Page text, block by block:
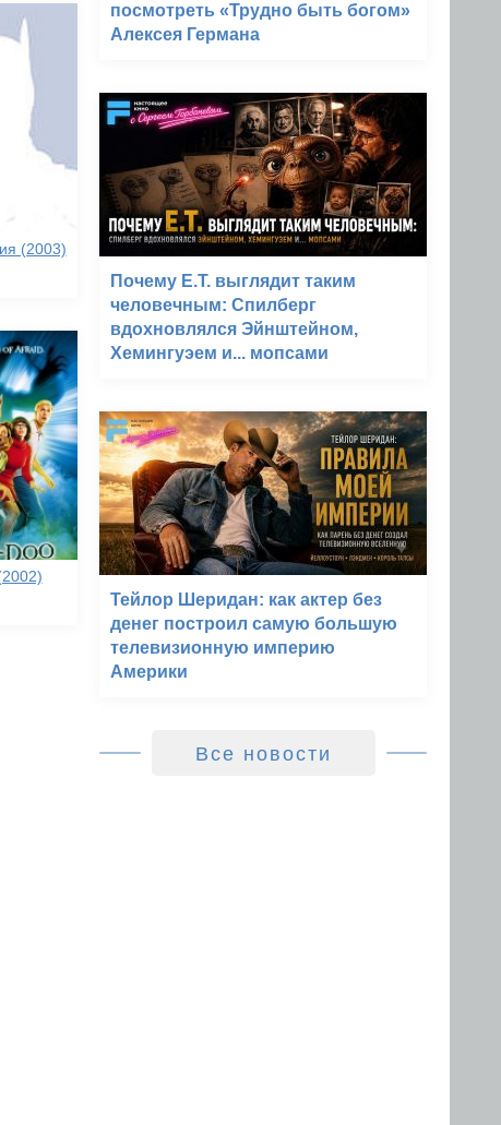
(2003)
посмотреть «Трудно быть богом»
Алексея Германа
Почему E.T. выглядит таким
человечным: Спилберг
вдохновлялся Эйнштейном,
Хемингуэем и... мопсами
Тейлор Шеридан: как актер без
денег построил самую большую
телевизионную империю
Америки
Все новости